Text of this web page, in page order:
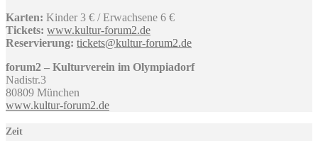
Karten: Kinder 3 € / Erwachsene 6 €
Tickets: www.kultur-forum2.de
Reservierung: tickets@kultur-forum2.de
forum2 – Kulturverein im Olympiadorf
Nadistr.3
80809 München
www.kultur-forum2.de
Zeit